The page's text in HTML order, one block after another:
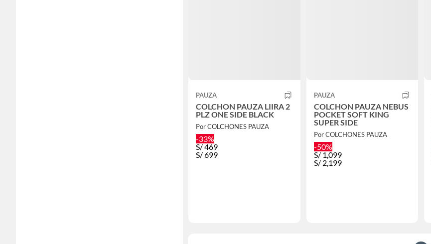
PAUZA
COLCHON PAUZA LIIRA 2
PLZ ONE SIDE BLACK
Por COLCHONES PAUZA
-33%
S/469
S/699
PAUZA
COLCHON PAUZA NEBUS
POCKET SOFT KING
SUPER SIDE
Por COLCHONES PAUZA
-50%
S/ 1,099
S/ 2,199